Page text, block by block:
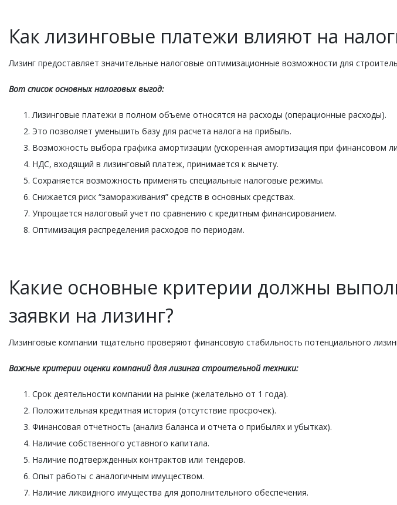
Как лизинговые платежи влияют на
Лизинг предоставляет значительные налоговые оптимизационные возможности для
Вот список основных налоговых выгод:
Лизинговые платежи в полном объеме относятся на расходы (операционные расходы).
Это позволяет уменьшить базу для расчета налога на прибыль.
Возможность выбора графика амортизации (ускоренная амортизация при финансовом
НДС, входящий в лизинговый платеж, принимается к вычету.
Сохраняется возможность применять специальные налоговые режимы.
Снижается риск “замораживания” средств в основных средствах.
Упрощается налоговый учет по сравнению с кредитным финансированием.
Оптимизация распределения расходов по периодам.
Какие основные критерии должны
заявки на лизинг?
Лизинговые компании тщательно проверяют финансовую стабильность потенциального
Важные критерии оценки компаний для лизинга строительной техники:
Срок деятельности компании на рынке (желательно от 1 года).
Положительная кредитная история (отсутствие просрочек).
Финансовая отчетность (анализ баланса и отчета о прибылях и убытках).
Наличие собственного уставного капитала.
Наличие подтвержденных контрактов или тендеров.
Опыт работы с аналогичным имуществом.
Наличие ликвидного имущества для дополнительного обеспечения.